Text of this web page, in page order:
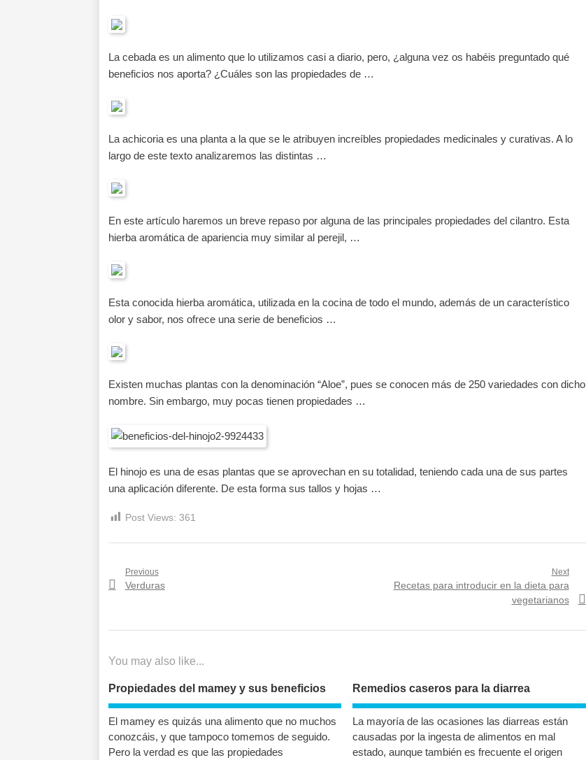
La cebada es un alimento que lo utilizamos casi a diario, pero, ¿alguna vez os habéis preguntado qué
beneficios nos aporta? ¿Cuáles son las propiedades de …
La achicoria es una planta a la que se le atribuyen increíbles propiedades medicinales y curativas. A lo
largo de este texto analizaremos las distintas …
En este artículo haremos un breve repaso por alguna de las principales propiedades del cilantro. Esta
hierba aromática de apariencia muy similar al perejil, …
Esta conocida hierba aromática, utilizada en la cocina de todo el mundo, además de un característico
olor y sabor, nos ofrece una serie de beneficios …
Existen muchas plantas con la denominación “Aloe”, pues se conocen más de 250 variedades con dicho
nombre. Sin embargo, muy pocas tienen propiedades …
El hinojo es una de esas plantas que se aprovechan en su totalidad, teniendo cada una de sus partes
una aplicación diferente. De esta forma sus tallos y hojas …
Post Views: 361
Navegación
entradas
Previous
Previous
Verduras
Next
Next
Recetas para introducir en la dieta para
vegetarianos
You may also like...
Propiedades del mamey y sus beneficios
El mamey es quizás una alimento que no muchos
conozcáis, y que tampoco tomemos de seguido.
Pero la verdad es que las propiedades
Remedios caseros para la diarrea
La mayoría de las ocasiones las diarreas están
causadas por la ingesta de alimentos en mal
estado, aunque también es frecuente el origen